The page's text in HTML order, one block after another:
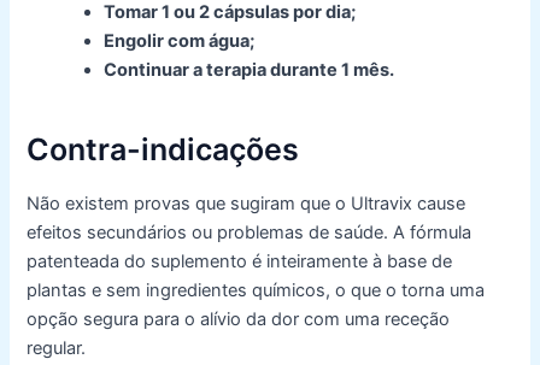
Tomar 1 ou 2 cápsulas por dia;
Engolir com água;
Continuar a terapia durante 1 mês.
Contra-indicações
Não existem provas que sugiram que o Ultravix cause
efeitos secundários ou problemas de saúde. A fórmula
patenteada do suplemento é inteiramente à base de
plantas e sem ingredientes químicos, o que o torna uma
opção segura para o alívio da dor com uma receção
regular.